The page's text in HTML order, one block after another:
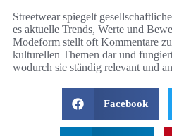
Streetwear spiegelt
es aktuelle Trends, Werte und
Modeform stellt oft Kommentare
kulturellen Themen dar und
wodurch sie ständig relevant und
Facebook